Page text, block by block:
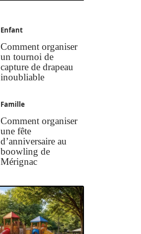
Enfant
Comment organiser
un tournoi de
capture de drapeau
inoubliable
Famille
Comment organiser
une fête
d’anniversaire au
boowling de
Mérignac